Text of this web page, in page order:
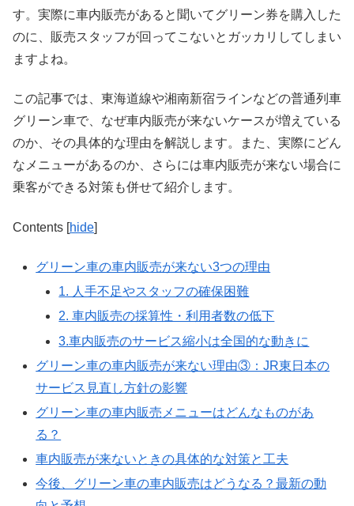
す。実際に車内販売があると聞いてグリーン券を購入した
のに、販売スタッフが回ってこないとガッカリしてしまい
ますよね。
この記事では、東海道線や湘南新宿ラインなどの普通列車
グリーン車で、なぜ車内販売が来ないケースが増えている
のか、その具体的な理由を解説します。また、実際にどん
なメニューがあるのか、さらには車内販売が来ない場合に
乗客ができる対策も併せて紹介します。
Contents [hide]
グリーン車の車内販売が来ない3つの理由
1. 人手不足やスタッフの確保困難
2. 車内販売の採算性・利用者数の低下
3.車内販売のサービス縮小は全国的な動きに
グリーン車の車内販売が来ない理由③：JR東日本の
サービス見直し方針の影響
グリーン車の車内販売メニューはどんなものがあ
る？
車内販売が来ないときの具体的な対策と工夫
今後、グリーン車の車内販売はどうなる？最新の動